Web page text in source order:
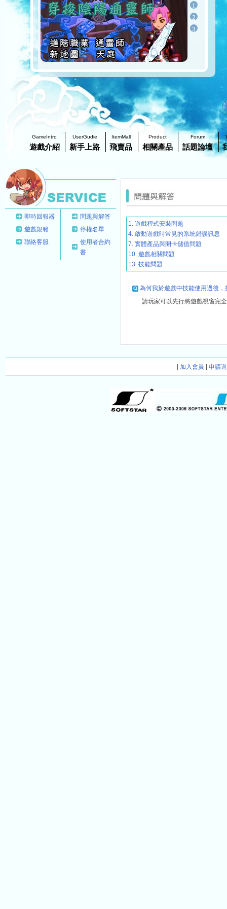
1
2
3
GameIntro
遊戲介紹
UserGudie
新手上路
ItemMall
飛賣品
Product
相關產品
Forum
話題論壇
即時回報器
遊戲規範
聯絡客服
問題與解答
停權名單
使用者合約
書
1. 遊戲程式安裝問題
4. 啟動遊戲時常見的系統錯誤訊息
7. 實體產品與開卡儲值問題
10. 遊戲相關問題
13. 技能問題
為何我於遊戲中技能使用過後
請玩家可以先行將遊戲視窗完
加入會員 申請